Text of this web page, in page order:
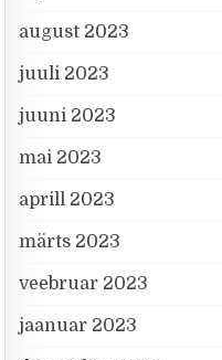
august 2023
juuli 2023
juuni 2023
mai 2023
aprill 2023
märts 2023
veebruar 2023
jaanuar 2023